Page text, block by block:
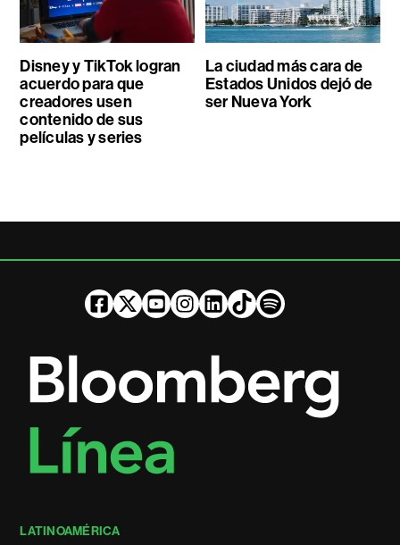
Disney y TikTok logran
acuerdo para que
creadores usen
contenido de sus
películas y series
La ciudad más cara de
Estados Unidos dejó de
ser Nueva York
LATINOAMÉRICA